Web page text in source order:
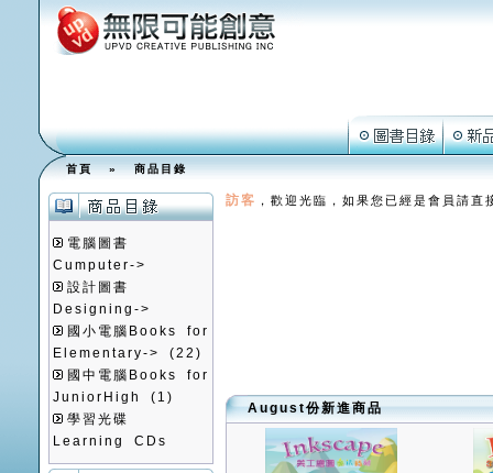
首頁»商品目錄
電腦圖書
Cumputer->
設計圖書
Designing->
國小電腦Books for
Elementary->
(22)
國中電腦Books for
JuniorHigh
(1)
學習光碟
Learning CDs
訪客 ，歡迎光臨，如果您已經是會員請直
August份新進商品